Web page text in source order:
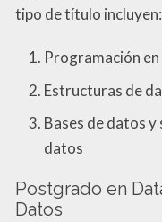
tipo de título incluyen:
Programación
Estructuras de
Bases de datos
datos
Postgrado en
Datos